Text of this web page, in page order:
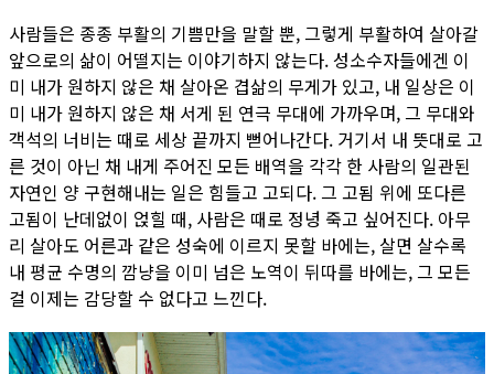
사람들은 종종 부활의 기쁨만을 말할 뿐, 그렇게 부활하여 살아갈
앞으로의 삶이 어떨지는 이야기하지 않는다. 성소수자들에겐 이
미 내가 원하지 않은 채 살아온 겹삶의 무게가 있고, 내 일상은 이
미 내가 원하지 않은 채 서게 된 연극 무대에 가까우며, 그 무대와
객석의 너비는 때로 세상 끝까지 뻗어나간다. 거기서 내 뜻대로 고
른 것이 아닌 채 내게 주어진 모든 배역을 각각 한 사람의 일관된
자연인 양 구현해내는 일은 힘들고 고되다. 그 고됨 위에 또다른
고됨이 난데없이 얹힐 때, 사람은 때로 정녕 죽고 싶어진다. 아무
리 살아도 어른과 같은 성숙에 이르지 못할 바에는, 살면 살수록
내 평균 수명의 깜냥을 이미 넘은 노역이 뒤따를 바에는, 그 모든
걸 이제는 감당할 수 없다고 느낀다.